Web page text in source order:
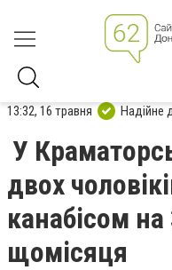
13:32, 16 травня Надійне
У
двох
канабісом
щомісяця